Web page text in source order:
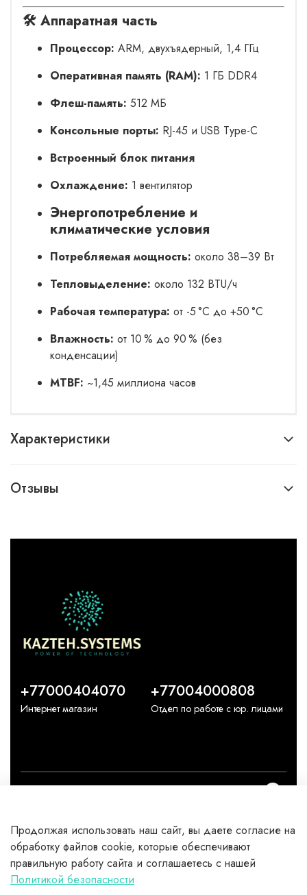
🛠️ Аппаратная часть
Процессор: ARM, двухъядерный, 1,4 ГГц
Оперативная память (RAM): 1 ГБ DDR4
Флеш-память: 512 МБ
Консольные порты: RJ-45 и USB Type-C
Встроенный блок питания
Охлаждение: 1 вентилятор
Энергопотребление и
климатические условия
Потребляемая мощность: около 38–39 Вт
Тепловыделение: около 132 BTU/ч
Рабочая температура: от -5 °C до +50 °C
Влажность: от 10 % до 90 % (без
конденсации)
MTBF: ~1,45 миллиона часов
Характеристики
Отзывы
Каталог
Клиентам
+77000404070
Интернет магазин
+77004000808
Отдел по работе с юр. лицами
Продолжая использовать наш сайт, вы даете согласие на
обработку файлов cookie, которые обеспечивают
правильную работу сайта и соглашаетесь с нашей
Политикой безопасности